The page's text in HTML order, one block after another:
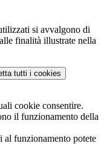
si avvalgono di
finalità illustrate nella
tutti i cookies
cookie consentire.
il funzionamento della
al funzionamento potete